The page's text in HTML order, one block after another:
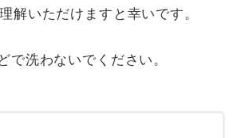
解いただけますと幸いです。
で洗わないでください。